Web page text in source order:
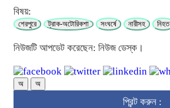
বিষয়:
শেরপুরে ট্রাক-অটোরিকশা সংঘর্ষে নারীসহ নিহত
নিউজটি আপডেট করেছেন: নিউজ ডেস্ক।
অ অ
প্রিন্ট করুন :